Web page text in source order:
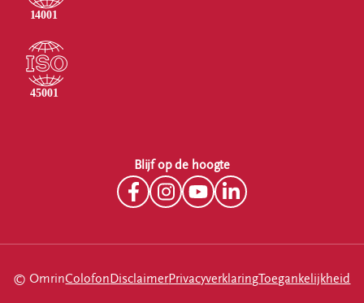
Blijf op de hoogte
© OmrinColofonDisclaimerPrivacyverklaringToegankelijkheid